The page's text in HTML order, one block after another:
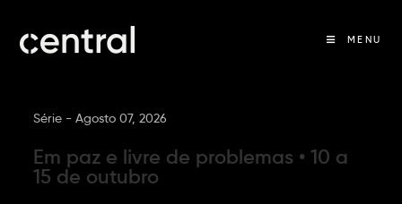
MENU
Série -Agosto 07, 2026
Em paz e livre de problemas • 10 a
15 de outubro